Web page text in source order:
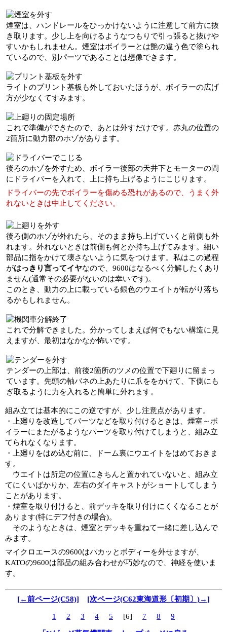
煙室は、ハンドレールをひっかけないように注意して前方に抜
き取ります。少し上を向けるようなつもりで引っ張ると抜けや
すいかもしれません。煙室はボイラーとは艶の違う色で塗られ
ているので、別パーツであることは想像できます。
ライトのプリント基板も外しておいたほうが、ボイラーの広げ
方が少なくてすみます。
これで準備ができたので、あとは外すだけです。赤丸の位置の
2箇所に動力部のホゾがあります。
後ろのホゾを外すため、ボイラー後部の天井下とモーターの間
にドライバーを入れて、上に持ち上げるようにこじります。
ドライバーの先でボイラーを傷める恐れがあるので、うまく外
れないときは中止してください。
後ろ側のホゾが外れたら、そのまま持ち上げていくと前側も外
れます。外れないときは前側も何とか持ち上げてみます。細い
部品に指をかけて壊さないように気をつけます。私はこの過程
がはっきり言ってイヤなので、9600はなるべく分解したくあり
ません(通常その必要がないのは幸いです)。
このとき、動力の上に載っている銀色のウエイトが転がり落ち
るかもしれません。
これで分解できました。分かってしまえば何でもない構造に見
えますが、最初はなかなか怖いです。
テンダーの上部は、前後2箇所のツメの位置で下廻りに留まっ
ています。先頭の軸バネの上あたりに爪ををかけて、下側にも
ぎ取るように力を入れると簡単に外れます。
組み立ては基本的にこの逆ですが、少し注意点があります。
・上廻りを改造してパーツなどを取り付けるときは、煙室～ボ
イラーにまたがるようなパーツを取り付けてしまうと、組み立
てられなくなります。
・上廻りをはめ込む前に、ドーム裏にウエイトをはめておきま
す。
ウエイトは所定の位置にきちんと置かれていないと、組み立
てにくいばかりか、左右のダイキャストがショートしてしまう
ことがあります。
・煙室を取り付けると、前デッキを取り付けにくくなることが
あります(特にデフ付きの場合)。
そのようなときは、煙室とデッキを重ねて一緒に差し込んで
みます。
マイクロエースの9600はパカッとボディーを外せますが、
KATOの9600は部品の組み合わせが巧妙なので、神経を使いま
す。
[←前ページ(C58)] [次ページ(C62東海道形〔初期〕)→]
1 2 3 4 5 [6] 7 8 9